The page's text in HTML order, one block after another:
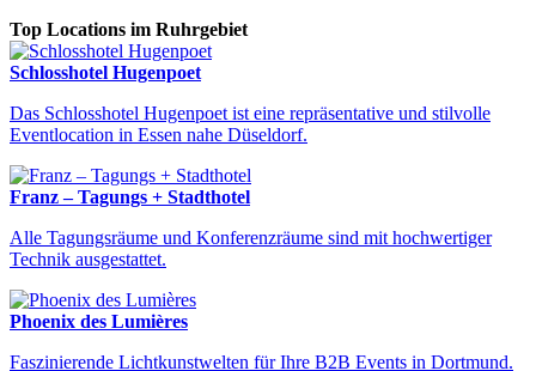
Finden Sie Ihre perfekte Eventlocation im Ruhrgebiet
Top Locations im Ruhrgebiet
Schlosshotel Hugenpoet
Das Schlosshotel Hugenpoet ist eine repräsentative und stilvolle
Eventlocation in Essen nahe Düseldorf.
Franz – Tagungs + Stadthotel
Alle Tagungsräume und Konferenzräume sind mit hochwertiger
Technik ausgestattet.
Phoenix des Lumières
Faszinierende Lichtkunstwelten für Ihre B2B Events in Dortmund.